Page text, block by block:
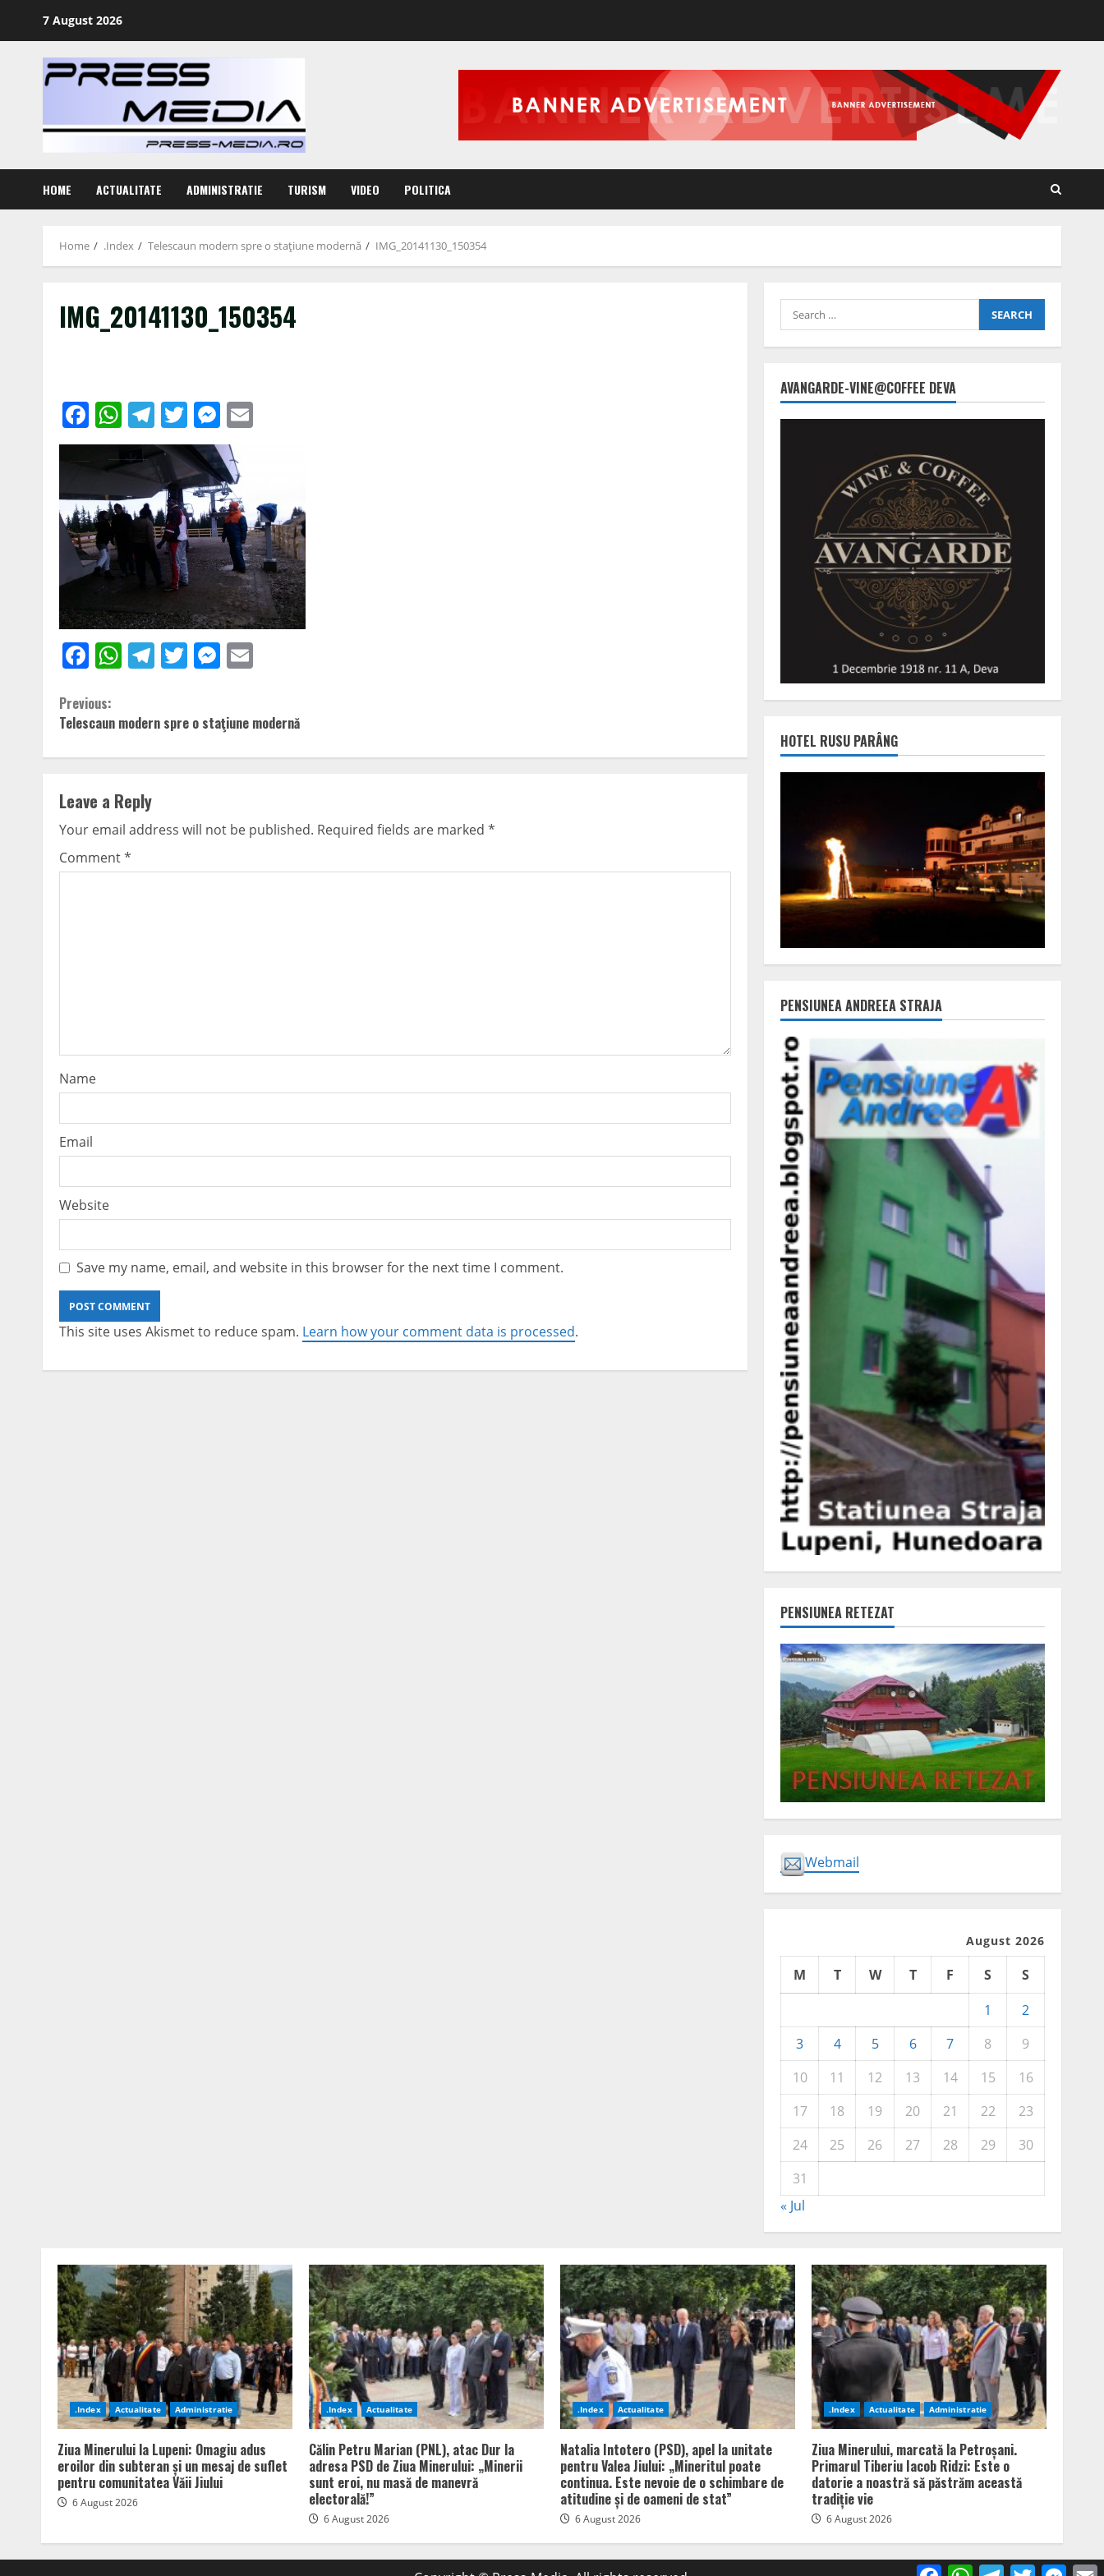
7 August 2026
HOME ACTUALITATE ADMINISTRATIE TURISM VIDEO POLITICA
Home .Index Telescaun modern spre o staţiune modernă IMG_20141130_150354
IMG_20141130_150354
Facebook
WhatsApp
Telegram
TwitterMessenger
Facebook
WhatsApp
Telegram
TwitterMessenger
Continue
Reading
Previous:
Telescaun modern spre o staţiune modernă
Leave a Reply
Your email address will not be published. Required fields are marked *
Comment*
Name
Email
Website
Save my name, email, and website in this browser for the next time I comment.
This site uses Akismet to reduce spam. Learn how your comment data is processed.
Search
for:
AVANGARDE-VINE@COFFEE DEVA
HOTEL RUSU PARÂNG
PENSIUNEA ANDREEA STRAJA
PENSIUNEA RETEZAT
Webmail
August 2026
M T W T F S
S
1
2
3
4 5 6 7 8
9
10
11 12 13 14 15
16
17
18 19 20 21 22
23
24
25 26 27 28 29
30
31
« Jul
.Index Actualitate Administratie
Ziua Minerului la Lupeni: Omagiu adus
eroilor din subteran și un mesaj de suflet
pentru comunitatea Văii Jiului
6 August 2026
.Index Actualitate
Călin Petru Marian (PNL), atac Dur la
adresa PSD de Ziua Minerului: „Minerii
sunt eroi, nu masă de manevră
electorală!”
6 August 2026
.Index Actualitate
Natalia Intotero (PSD), apel la unitate
pentru Valea Jiului: „Mineritul poate
continua. Este nevoie de o schimbare de
atitudine și de oameni de stat”
6 August 2026
.Index Actualitate Administratie
Ziua Minerului, marcată la Petroșani.
Primarul Tiberiu Iacob Ridzi: Este o
datorie a noastră să păstrăm această
tradiție vie
6 August 2026
FacebookWhatsAppTelegram
Twitter